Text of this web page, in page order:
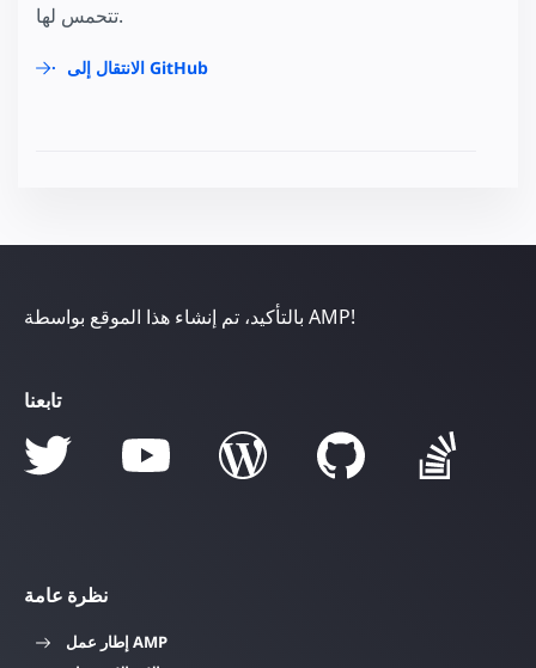
تتحمس لها.
الانتقال إلى GitHub
بالتأكيد، تم إنشاء هذا الموقع بواسطة AMP!
تابعنا
نظرة عامة
إطار عمل AMP